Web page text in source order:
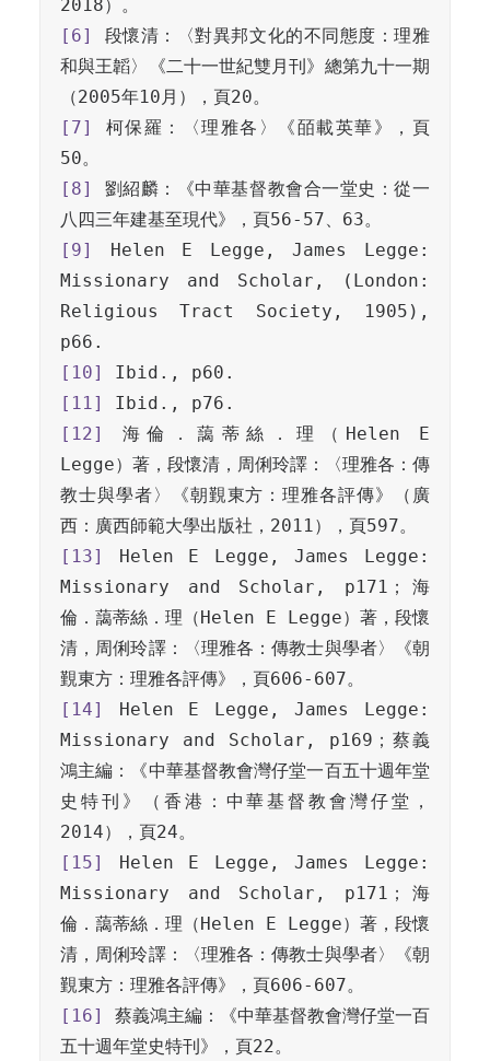
[6]
段懷清：〈對異邦文化的不同態度：理雅
和與王韜〉《二十一世紀雙月刊》總第九十一期
[7]
柯保羅：〈理雅各〉《皕載英華》，頁
[8]
劉紹麟：《中華基督教會合一堂史：從一
[9]
Helen E Legge, James Legge:
Missionary and Scholar, (London:
Religious Tract Society, 1905),
[10]
[11]
[12]
海倫．藹蒂絲．理（Helen E
Legge）著，段懷清，周俐玲譯：〈理雅各：傳
教士與學者〉《朝覲東方：理雅各評傳》（廣
[13]
Helen E Legge, James Legge:
Missionary and Scholar, p171；海
倫．藹蒂絲．理（Helen E Legge）著，段懷
清，周俐玲譯：〈理雅各：傳教士與學者〉《朝
[14]
Helen E Legge, James Legge:
Missionary and Scholar, p169；蔡義
鴻主編：《中華基督教會灣仔堂一百五十週年堂
史特刊》（香港：中華基督教會灣仔堂，
[15]
Helen E Legge, James Legge:
Missionary and Scholar, p171；海
倫．藹蒂絲．理（Helen E Legge）著，段懷
清，周俐玲譯：〈理雅各：傳教士與學者〉《朝
[16]
蔡義鴻主編：《中華基督教會灣仔堂一百
五十週年堂史特刊》，頁22。